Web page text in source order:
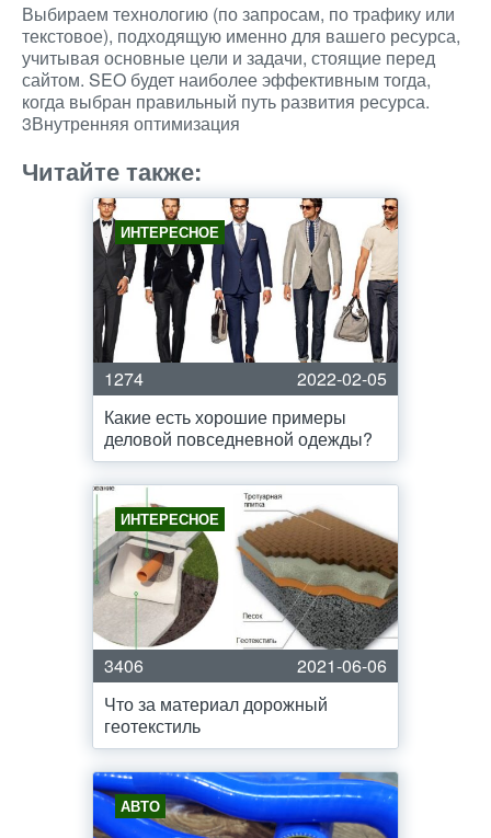
Выбираем технологию (по запросам, по трафику или
текстовое), подходящую именно для вашего ресурса,
учитывая основные цели и задачи, стоящие перед
сайтом. SEO будет наиболее эффективным тогда,
когда выбран правильный путь развития ресурса.
3Внутренняя оптимизация
Читайте также:
ИНТЕРЕСНОЕ
1274
2022-02-05
Какие есть хорошие примеры
деловой повседневной одежды?
ИНТЕРЕСНОЕ
3406
2021-06-06
Что за материал дорожный
геотекстиль
АВТО